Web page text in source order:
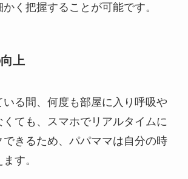
く把握することが可能です。
上
る間、何度も部屋に入り呼吸や
ても、スマホでリアルタイムに
きるため、パパママは自分の時
す。